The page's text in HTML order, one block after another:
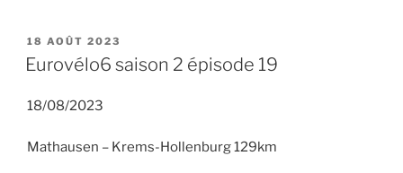
PUBLIÉ
LE
18 AOÛT 2023
Eurovélo6 saison 2 épisode 19
18/08/2023
Mathausen – Krems-Hollenburg 129km